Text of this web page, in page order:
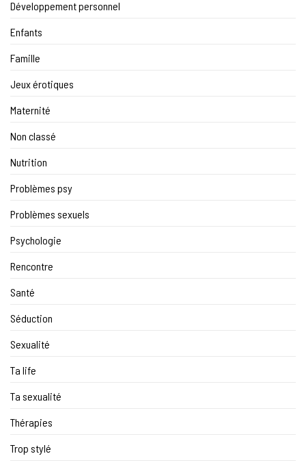
Développement personnel
Enfants
Famille
Jeux érotiques
Maternité
Non classé
Nutrition
Problèmes psy
Problèmes sexuels
Psychologie
Rencontre
Santé
Séduction
Sexualité
Ta life
Ta sexualité
Thérapies
Trop stylé